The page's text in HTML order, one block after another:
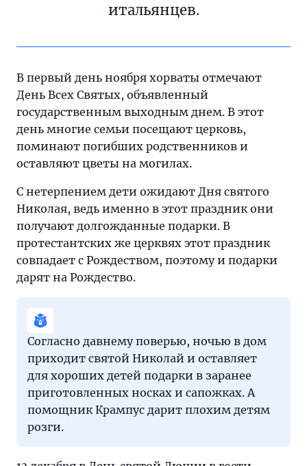
итальянцев.
В первый день ноября хорваты отмечают
День Всех Святых, объявленный
государственным выходным днем. В этот
день многие семьи посещают церковь,
поминают погибших родственников и
оставляют цветы на могилах.
С нетерпением дети ожидают Дня святого
Николая, ведь именно в этот праздник они
получают долгожданные подарки. В
протестантских же церквях этот праздник
совпадает с Рождеством, поэтому и подарки
дарят на Рождество.
Согласно давнему поверью, ночью в дом
приходит святой Николай и оставляет
для хороших детей подарки в заранее
приготовленных носках и сапожках. А
помощник Крампус дарит плохим детям
розги.